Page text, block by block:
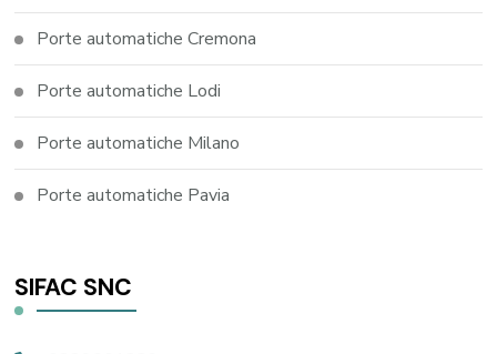
Porte automatiche Cremona
Porte automatiche Lodi
Porte automatiche Milano
Porte automatiche Pavia
SIFAC SNC